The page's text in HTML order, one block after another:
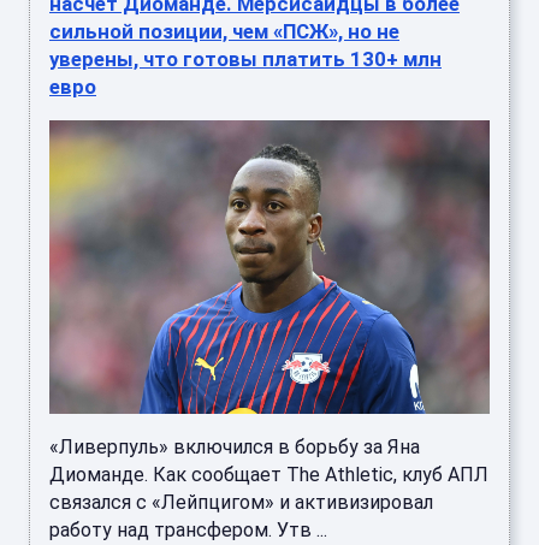
сильной позиции, чем «ПСЖ», но не
уверены, что готовы платить 130+ млн
евро
«Ливерпуль» включился в борьбу за Яна
Диоманде. Как сообщает The Athletic, клуб АПЛ
связался с «Лейпцигом» и активизировал
работу над трансфером. Утв ...